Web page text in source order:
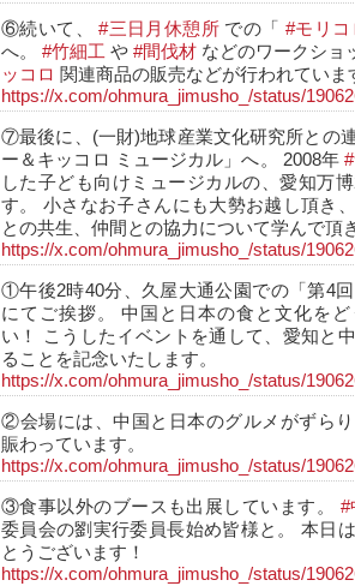
⑥続いて、#三日月休憩所 での「 #モリ
へ。 #竹細工 や #間伐材 などのワークショ
ッコロ 関連商品の販売などが行われていま
https://x.com/ohmura_jimusho_/status/
⑦最後に、(一財)地球産業文化研究所との
ー＆キッコロ ミュージカル」へ。 2008年
した子ども向けミュージカルの、愛知万
す。 小さなお子さんにも大勢お越し頂き
との共生、仲間との協力について学んで頂
https://x.com/ohmura_jimusho_/status/
①午後2時40分、久屋大通公園での「第4
にてご挨拶。 中国と日本の食と文化を
い！ こうしたイベントを通して、愛知と
ることを記念いたします。
https://x.com/ohmura_jimusho_/status/
②会場には、中国と日本のグルメがずら
賑わっています。
https://x.com/ohmura_jimusho_/status/
③食事以外のブースも出展しています。 #
委員会の劉実行委員長始め皆様と。 本日
とうございます！
https://x.com/ohmura_jimusho_/status/